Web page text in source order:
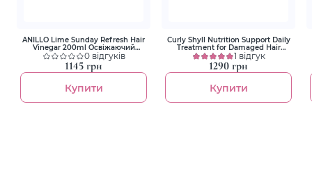
ANILLO Lime Sunday Refresh Hair
Vinegar 200ml Освіжаючий
ополіскувач для волосся
0 відгуків
1145 грн
Купити
Curly Shyll Nutrition Support Daily
Treatment for Damaged Hair
250ml Маска-кондиціонер для
пошкодженого волосся для
щоденного використання
1 відгук
1290 грн
Купити